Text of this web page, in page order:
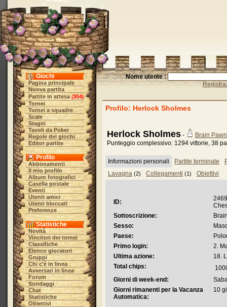
Giochi
Pagina principale
Nuova partita
Partite in attesa (304)
Tornei
Tornei a squadre
Scale
Stagni
Tavoli da Poker
Regole dei giochi
Editor partite
Profilo
Abbonamenti
Il mio profilo
Album fotografici
Casella postale
Eventi
Utenti amici
Utenti bloccati
Preferenze
Statistiche
Novità
Vincitori dei tornei
Classifiche
Elenco giocatori
Gruppi
Chi c'è in linea
Avversari in linea
Forum
Sondaggi
Chat
Statistiche
Obiettivi
Nome utente :
Profilo: Herlock Sholmes
Herlock Sholmes -
Brain Pawn
Punteggio complessivo: 1294 vittorie, 38
Informazioni personali Partite terminate
Lavagna (2) Collegamenti (1) Obiettivi
ID:
Sottoscrizione:
Sesso:
Paese:
Primo login:
2.
Ultima azione:
18.
Total chips:
Giorni di week-end:
Giorni rimanenti per la Vacanza
Automatica:
10